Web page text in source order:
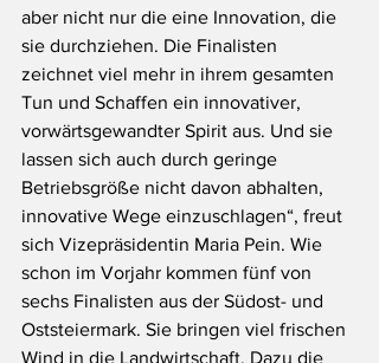
aber nicht nur die eine Innovation, die
sie durchziehen. Die Finalisten
zeichnet viel mehr in ihrem gesamten
Tun und Schaffen ein innovativer,
vorwärtsgewandter Spirit aus. Und sie
lassen sich auch durch geringe
Betriebsgröße nicht davon abhalten,
innovative Wege einzuschlagen“, freut
sich Vizepräsidentin Maria Pein. Wie
schon im Vorjahr kommen fünf von
sechs Finalisten aus der Südost- und
Oststeiermark. Sie bringen viel frischen
Wind in die Landwirtschaft. Dazu die